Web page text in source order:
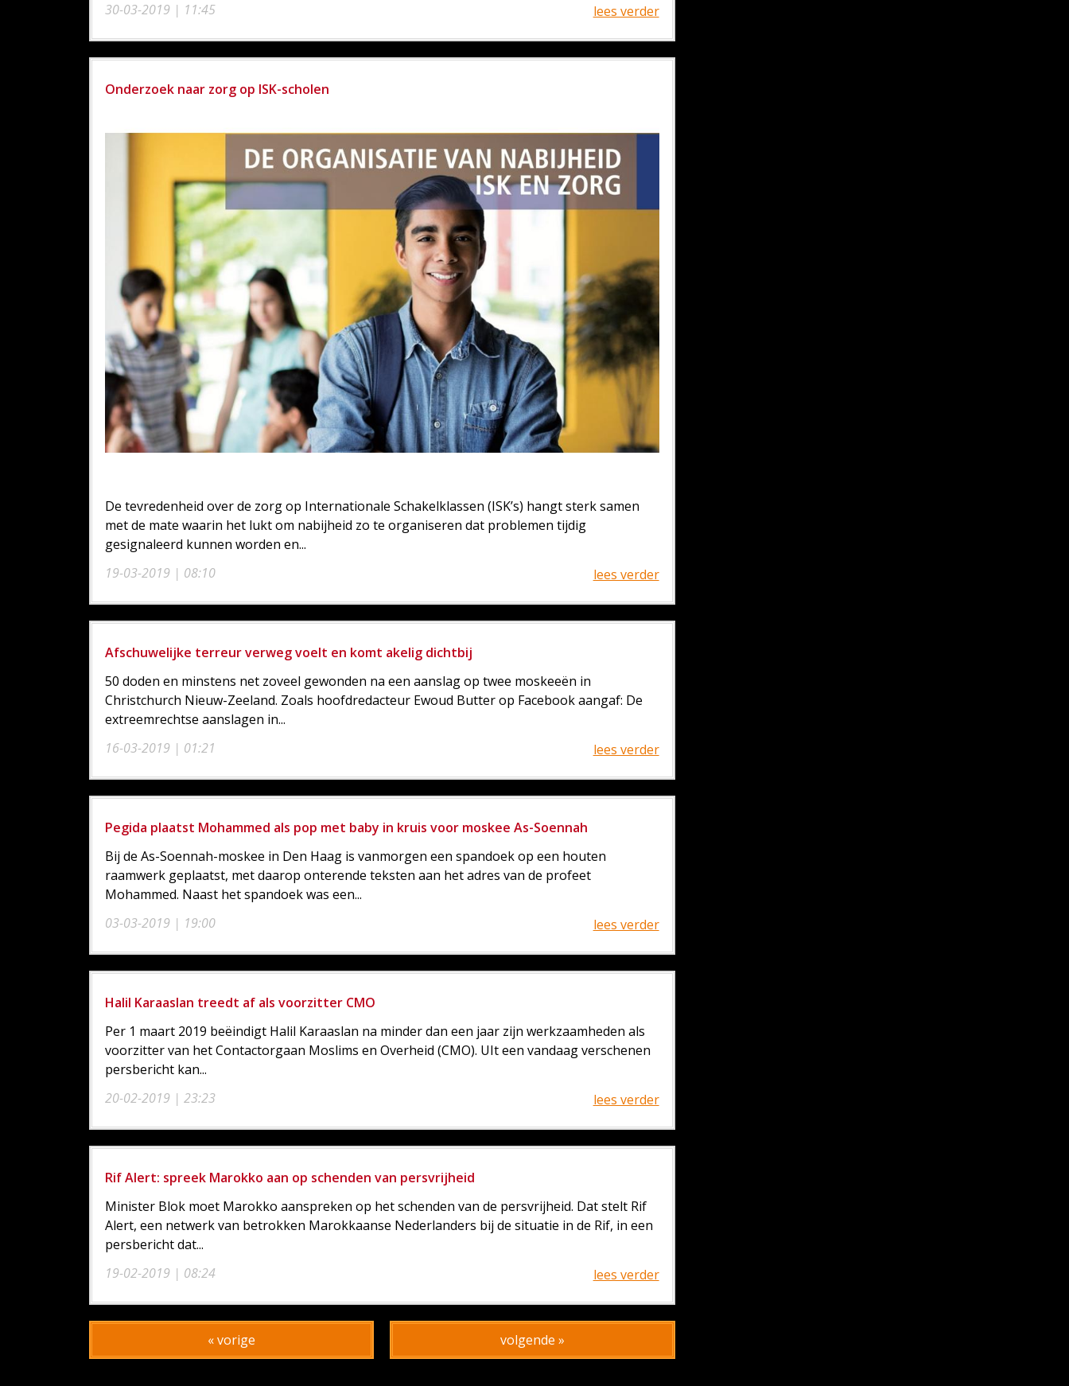
30-03-2019 | 11:45
lees verder
Onderzoek naar zorg op ISK-scholen
19-03-2019 | 08:10
De tevredenheid over de zorg op Internationale Schakelklassen (ISK’s) hangt sterk samen
met de mate waarin het lukt om nabijheid zo te organiseren dat problemen tijdig
gesignaleerd kunnen worden en...
lees verder
Afschuwelijke terreur verweg voelt en komt akelig dichtbij
16-03-2019 | 01:21
50 doden en minstens net zoveel gewonden na een aanslag op twee moskeeën in
Christchurch Nieuw-Zeeland. Zoals hoofdredacteur Ewoud Butter op Facebook aangaf: De
extreemrechtse aanslagen in...
lees verder
Pegida plaatst Mohammed als pop met baby in kruis voor moskee As-Soennah
03-03-2019 | 19:00
Bij de As-Soennah-moskee in Den Haag is vanmorgen een spandoek op een houten
raamwerk geplaatst, met daarop onterende teksten aan het adres van de profeet
Mohammed. Naast het spandoek was een...
lees verder
Halil Karaaslan treedt af als voorzitter CMO
20-02-2019 | 23:23
Per 1 maart 2019 beëindigt Halil Karaaslan na minder dan een jaar zijn werkzaamheden als
voorzitter van het Contactorgaan Moslims en Overheid (CMO). UIt een vandaag verschenen
persbericht kan...
lees verder
Rif Alert: spreek Marokko aan op schenden van persvrijheid
19-02-2019 | 08:24
Minister Blok moet Marokko aanspreken op het schenden van de persvrijheid. Dat stelt Rif
Alert, een netwerk van betrokken Marokkaanse Nederlanders bij de situatie in de Rif, in een
persbericht dat...
lees verder
« vorige volgende »